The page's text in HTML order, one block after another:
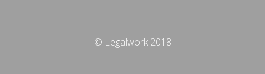
© Legalwork 2018